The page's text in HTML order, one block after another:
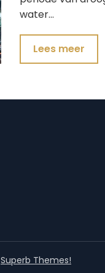
water…
Lees meer
Superb Themes!